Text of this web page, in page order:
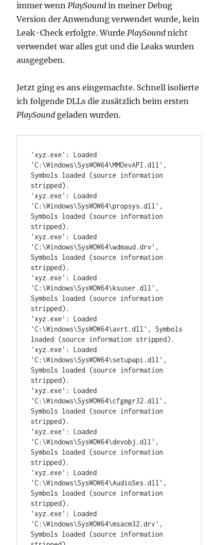
immer wennPlaySound in meiner Debug
Version der Anwendung verwendet wurde, kein
Leak-Check erfolgte. WurdePlaySound nicht
verwendet war alles gut und die Leaks wurden
ausgegeben.
Jetzt ging es ans eingemachte. Schnell isolierte
ich folgende DLLs die zusätzlich beim ersten
PlaySound geladen wurden.
'xyz.exe': Loaded
'C:\Windows\SysWOW64\MMDevAPI.dll',
Symbols loaded (source information
stripped).
'xyz.exe': Loaded
'C:\Windows\SysWOW64\propsys.dll',
Symbols loaded (source information
stripped).
'xyz.exe': Loaded
'C:\Windows\SysWOW64\wdmaud.drv',
Symbols loaded (source information
stripped).
'xyz.exe': Loaded
'C:\Windows\SysWOW64\ksuser.dll',
Symbols loaded (source information
stripped).
'xyz.exe': Loaded
'C:\Windows\SysWOW64\avrt.dll', Symbols
loaded (source information stripped).
'xyz.exe': Loaded
'C:\Windows\SysWOW64\setupapi.dll',
Symbols loaded (source information
stripped).
'xyz.exe': Loaded
'C:\Windows\SysWOW64\cfgmgr32.dll',
Symbols loaded (source information
stripped).
'xyz.exe': Loaded
'C:\Windows\SysWOW64\devobj.dll',
Symbols loaded (source information
stripped).
'xyz.exe': Loaded
'C:\Windows\SysWOW64\AudioSes.dll',
Symbols loaded (source information
stripped).
'xyz.exe': Loaded
'C:\Windows\SysWOW64\msacm32.drv',
Symbols loaded (source information